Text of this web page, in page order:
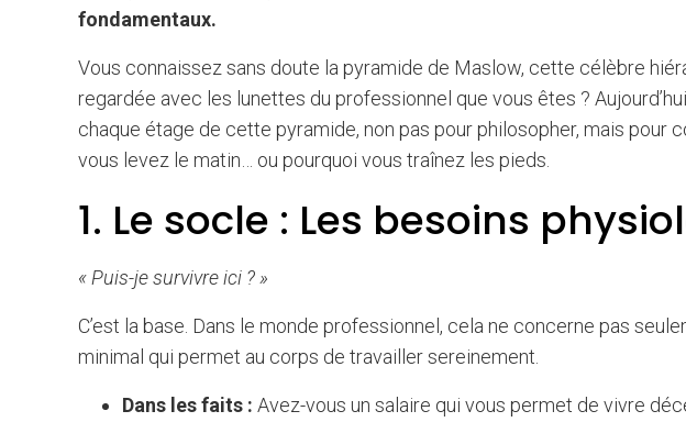
fondamentaux.
Vous connaissez sans doute la pyramide de Maslow, cette célèbre
regardée avec les lunettes du professionnel que vous êtes ?
chaque étage de cette pyramide, non pas pour philosopher, mais pour
vous levez le matin… ou pourquoi vous traînez les pieds.
1. Le socle : Les besoins
« Puis-je survivre ici ? »
C’est la base. Dans le monde professionnel, cela ne concerne pas
minimal qui permet au corps de travailler sereinement.
Dans les faits : Avez-vous un salaire qui vous permet de vivre